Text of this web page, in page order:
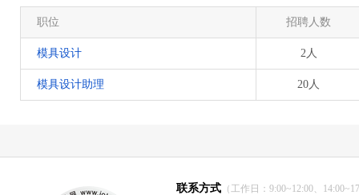
职位 招聘人数
模具设计 2人
模具设计助理 20人
联系方式 （工作日：9:00~12:00、